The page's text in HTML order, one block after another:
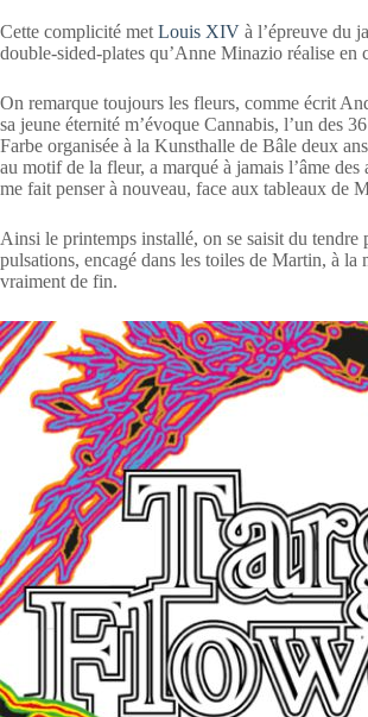
Cette complicité met Louis XIV à l’épreuve du
double-sided-plates qu’Anne Minazio réalise en
On remarque toujours les fleurs, comme écrit
sa jeune éternité m’évoque Cannabis, l’un des
Farbe organisée à la Kunsthalle de Bâle deux
au motif de la fleur, a marqué à jamais l’âme
me fait penser à nouveau, face aux tableaux de
Ainsi le printemps installé, on se saisit du
pulsations, encagé dans les toiles de Martin, à la
vraiment de fin.